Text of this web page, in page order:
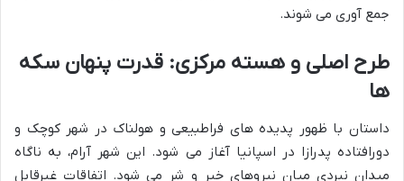
جمع آوری می شوند.
طرح اصلی و هسته مرکزی: قدرت پنهان سکه
ها
داستان با ظهور پدیده های فراطبیعی و هولناک در شهر کوچک و
دورافتاده پدرازا در اسپانیا آغاز می شود. این شهر آرام، به ناگاه
میدان نبردی میان نیروهای خیر و شر می شود. اتفاقات غیرقابل